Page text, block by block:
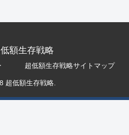
額生存戦略
超低額生存戦略サイトマップ
超低額生存戦略.